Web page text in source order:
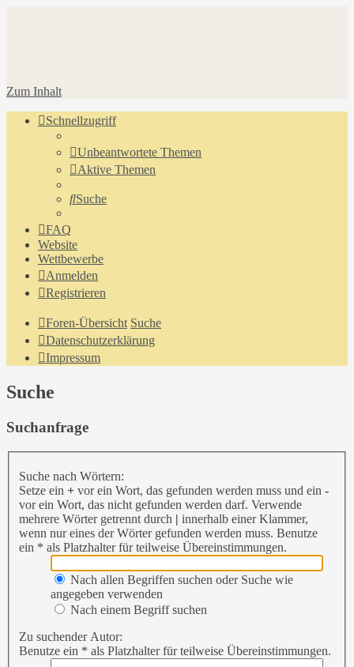
Zum Inhalt
Schnellzugriff
Unbeantwortete Themen
Aktive Themen
Suche
FAQ
Website
Wettbewerbe
Anmelden
Registrieren
Foren-Übersicht Suche
Datenschutzerklärung
Impressum
Suche
Suchanfrage
Suche nach Wörtern:
Setze ein + vor ein Wort, das gefunden werden muss und ein -
vor ein Wort, das nicht gefunden werden darf. Verwende
mehrere Wörter getrennt durch | innerhalb einer Klammer,
wenn nur eines der Wörter gefunden werden muss. Benutze
ein * als Platzhalter für teilweise Übereinstimmungen.
Nach allen Begriffen suchen oder Suche wie
angegeben verwenden
Nach einem Begriff suchen
Zu suchender Autor:
Benutze ein * als Platzhalter für teilweise Übereinstimmungen.